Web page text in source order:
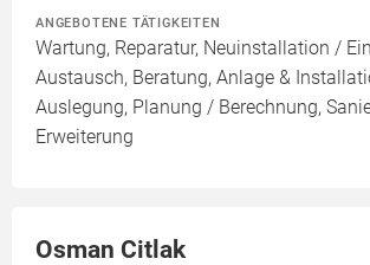
ANGEBOTENE TÄTIGKEITEN
Wartung, Reparatur, Neuinstallation /
Austausch, Beratung, Anlage &
Auslegung, Planung / Berechnung,
Erweiterung
Osman Citlak